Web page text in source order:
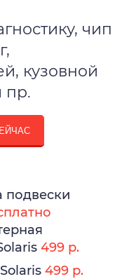
чип
кузовной
пр.
подвески
499 р.
499 р.